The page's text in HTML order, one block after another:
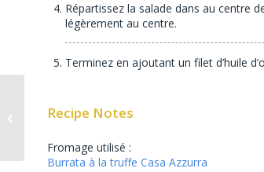
Répartissez la salade dans au centre
légèrement au centre.
Terminez en ajoutant un filet d’huile
Recipe Notes
Fromage utilisé :
Burrata à la truffe Casa Azzurra
POIS, ASPERGES et